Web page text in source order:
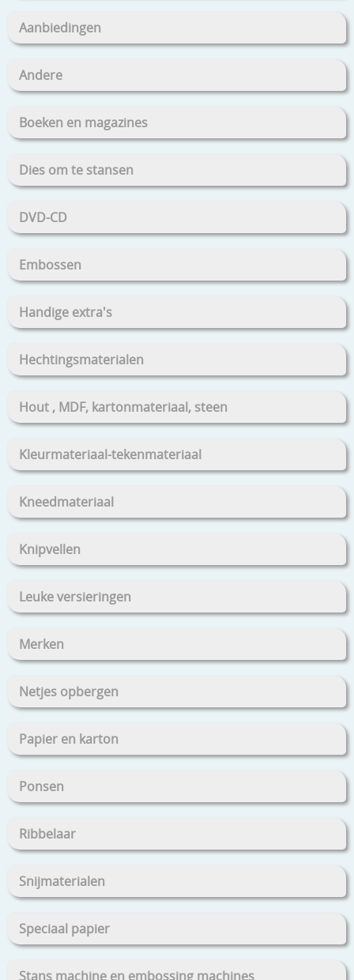
Aanbiedingen
Andere
Boeken en magazines
Dies om te stansen
DVD-CD
Embossen
Handige extra's
Hechtingsmaterialen
Hout , MDF, kartonmateriaal, steen
Kleurmateriaal-tekenmateriaal
Kneedmateriaal
Knipvellen
Leuke versieringen
Merken
Netjes opbergen
Papier en karton
Ponsen
Ribbelaar
Snijmaterialen
Speciaal papier
Stans machine en embossing machines